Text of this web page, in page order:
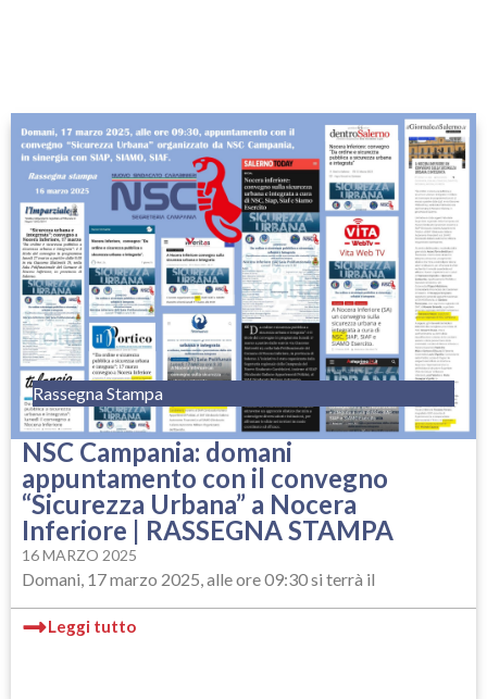
Rassegna Stampa
NSC Campania: domani
appuntamento con il convegno
“Sicurezza Urbana” a Nocera
Inferiore | RASSEGNA STAMPA
16 MARZO 2025
Domani, 17 marzo 2025, alle ore 09:30 si terrà il
Leggi tutto